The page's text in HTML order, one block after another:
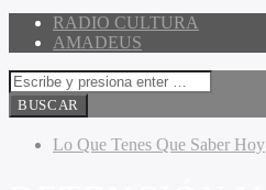
RADIO CULTURA
AMADEUS
Lo Que Tenes Que Saber Hoy